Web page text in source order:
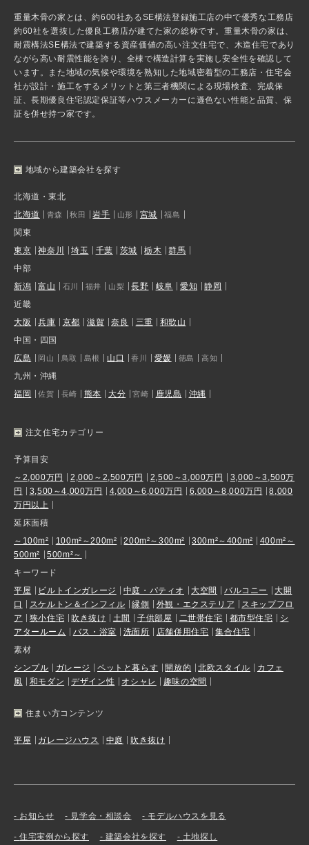
重量木骨の家とは、約600社あるSE構法登録施工店の中で優秀な工務店
約60社を選抜した優良工務店が建てた家の総称です。重量木骨の家は、
耐震構法SE構法で建築する資産価値の高い注文住宅で、木造住宅であり
ながら高い耐震性能を誇り、全棟で構造計算を実施し安全性を確認して
います。また地域の気候や環境を熟知した地域密着型の工務店・住宅会
社が設計・施工をするメリットと第三者機関による現場検査、完成保
証、長期優良住宅認定保証等ハウスメーカーに遜色ない性能と品質、保
証を併せ持つ家です。
地域から建築会社を探す
北海道・東北
北海道
青森 秋田 岩手 山形 宮城 福島
関東
東京
神奈川 埼玉 千葉 茨城 栃木
群馬
中部
新潟
富山 石川 福井 山梨 長野 岐阜 愛知
静岡
近畿
大阪
兵庫 京都 滋賀 奈良 三重
和歌山
中国・四国
広島
岡山 鳥取 島根 山口 香川 愛媛 徳島 高知
九州・沖縄
福岡
佐賀 長崎 熊本 大分 宮崎 鹿児島 沖縄
注文住宅カテゴリー
予算目安
～2,000万円
2,000～2,500万円 2,500～3,000万円
3,000～3,500万
円
3,500～4,000万円 4,000～6,000万円 6,000～8,000万円
8,000
万円以上
延床面積
～100m²
100m²～200m² 200m²～300m² 300m²～400m²
400m²～
500m²
500m²～
キーワード
平屋
ビルトインガレージ 中庭・パティオ 大空間 バルコニー
大開
口
スケルトン＆インフィル 縁側 外観・エクステリア
スキップフロ
ア
狭小住宅 吹き抜け 土間 子供部屋 二世帯住宅 都市型住宅
シ
アタールーム
バス・浴室 洗面所 店舗併用住宅
集合住宅
素材
シンプル
ガレージ ペットと暮らす 開放的 北欧スタイル
カフェ
風
和モダン デザイン性 オシャレ 趣味の空間
住まい方コンテンツ
平屋 ガレージハウス 中庭 吹き抜け
お知らせ 見学会・相談会 モデルハウスを見る
住宅実例から探す 建築会社を探す 土地探し